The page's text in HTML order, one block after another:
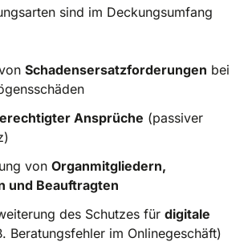
sind im Deckungsumfang
Schadensersatzforderungen bei
Ansprüche (passiver
von Organmitgliedern,
und Beauftragten
des Schutzes für digitale
Beratungsfehler im Onlinegeschäft)